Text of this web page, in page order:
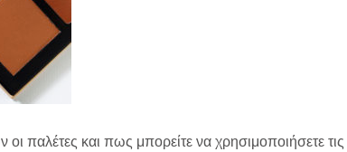
παλέτες και πως μπορείτε να χρησιμοποιήσετε τις